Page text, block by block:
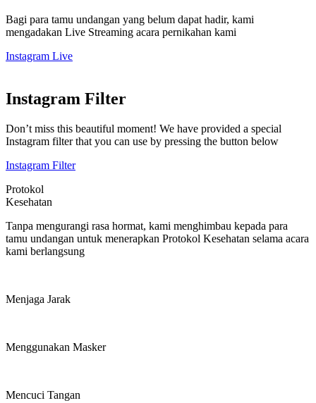
Bagi para tamu undangan yang belum dapat hadir, kami
mengadakan Live Streaming acara pernikahan kami
Instagram Live
Instagram Filter
Don’t miss this beautiful moment! We have provided a special
Instagram filter that you can use by pressing the button below
Instagram Filter
Protokol
Kesehatan
Tanpa mengurangi rasa hormat, kami menghimbau kepada para
tamu undangan untuk menerapkan Protokol Kesehatan selama acara
kami berlangsung
Menjaga Jarak
Menggunakan Masker
Mencuci Tangan